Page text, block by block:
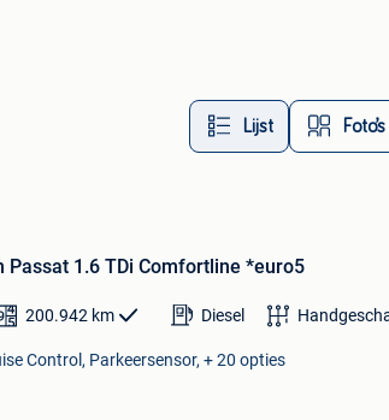
Lijst Foto’s
Passat 1.6 TDi Comfortline *euro5
200.942 km Diesel
Control, Parkeersensor, + 20 opties